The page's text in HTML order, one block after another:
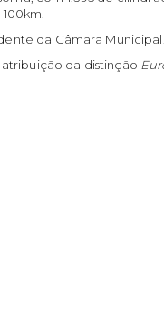
da Câmara
da distinção